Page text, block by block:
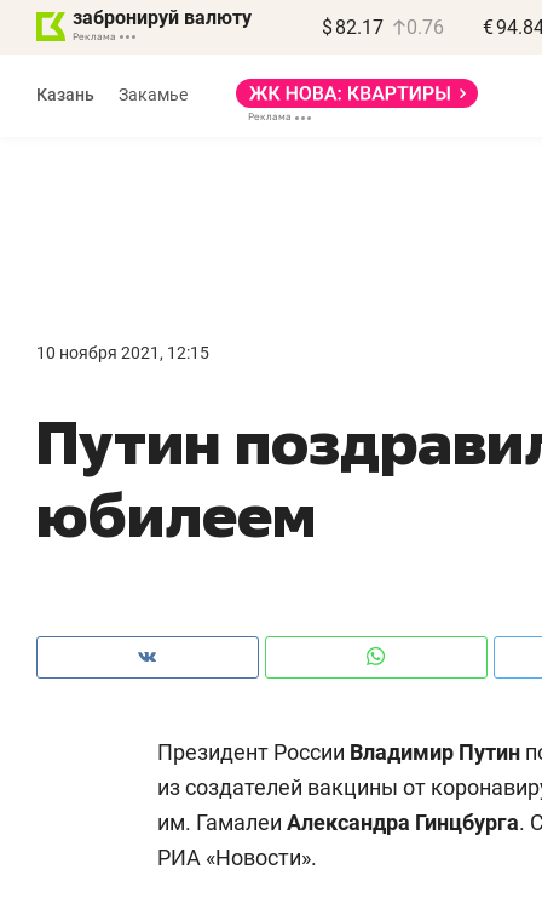
забронируй валюту $ 82.17 0.76 €
Казань Закамье
10 ноября 2021, 12:15
Путин
юбилеем
Президент России Владимир Путин
из создателей вакцины от
им. Гамалеи Александра Гинцбурга.
РИА «Новости».
правил, бизнес может
потерять минимум
Как бизнесу выйти на зарубежные